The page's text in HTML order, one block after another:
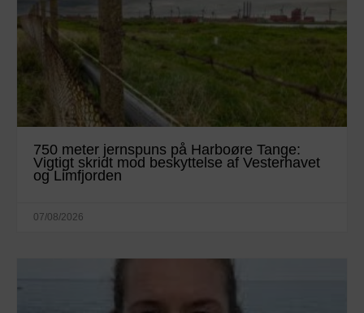
750 meter jernspuns på Harboøre Tange:
Vigtigt skridt mod beskyttelse af Vesterhavet
og Limfjorden
07/08/2026